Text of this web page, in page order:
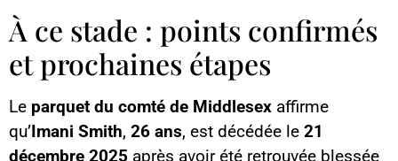
À ce stade : points confirmés
et prochaines étapes
Le parquet du comté de Middlesex affirme
qu’Imani Smith, 26 ans, est décédée le 21
décembre 2025 après avoir été retrouvée blessée